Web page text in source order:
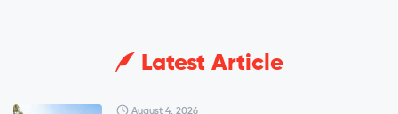
Latest Article
August 4, 2026